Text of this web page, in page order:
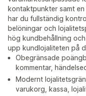
kontaktpunkter samt
har du fullständig
belöningar och
hög kundbehållning
upp kundlojaliteten på
Obegränsade
kommentar,
Modernt
varukorg, kassa,